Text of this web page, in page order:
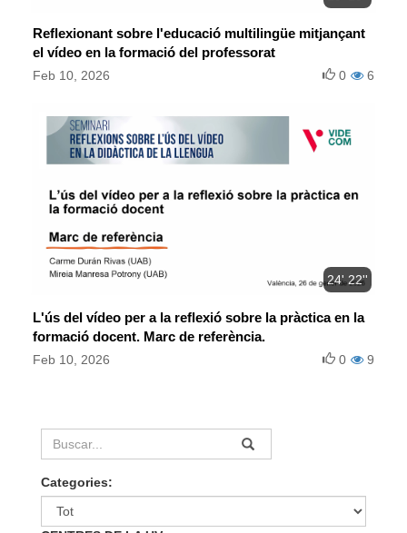
Reflexionant sobre l'educació multilingüe mitjançant
el vídeo en la formació del professorat
Feb 10, 2026 6
0
24' 22''
L'ús del vídeo per a la reflexió sobre la pràctica en la
formació docent. Marc de referència.
Feb 10, 2026 9
0
Categories: